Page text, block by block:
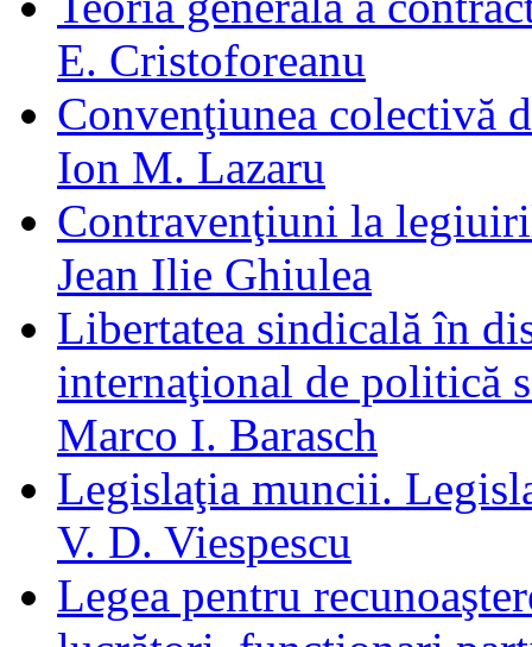
E. Cristoforeanu
Convenţiunea colectivă
Ion M. Lazaru
Contravenţiuni la
Jean Ilie Ghiulea
Libertatea sindicală în
internaţional de politică
Marco I. Barasch
Legislaţia muncii.
V. D. Viespescu
Legea pentru